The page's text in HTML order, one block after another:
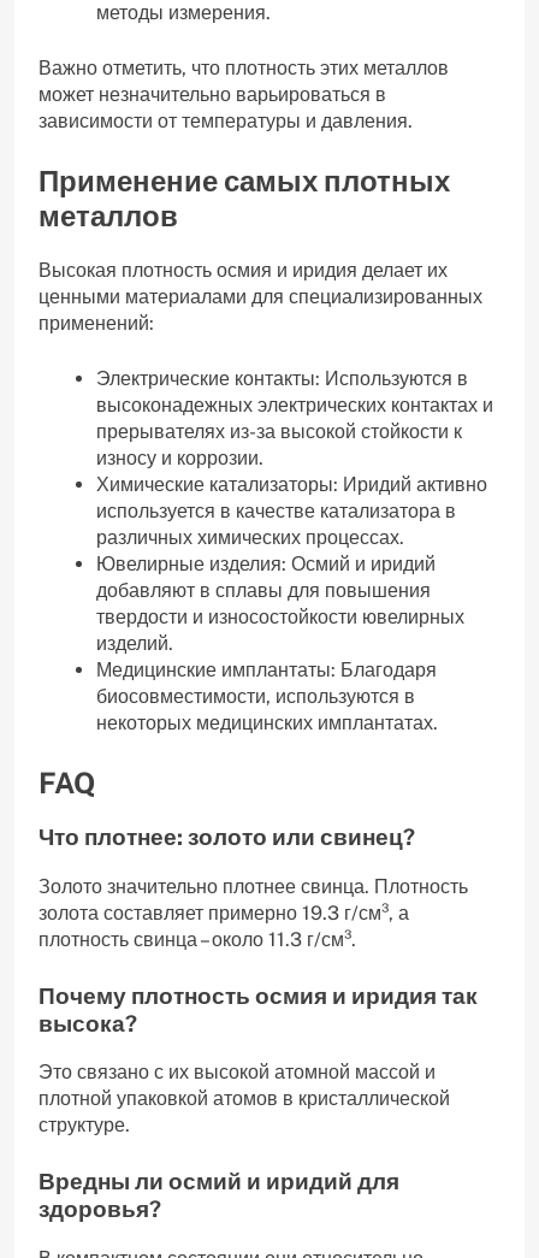
методы измерения.
Важно отметить‚ что плотность этих металлов
может незначительно варьироваться в
зависимости от температуры и давления.
Применение самых плотных
металлов
Высокая плотность осмия и иридия делает их
ценными материалами для специализированных
применений:
Электрические контакты: Используются в
высоконадежных электрических контактах и
прерывателях из-за высокой стойкости к
износу и коррозии.
Химические катализаторы: Иридий активно
используется в качестве катализатора в
различных химических процессах.
Ювелирные изделия: Осмий и иридий
добавляют в сплавы для повышения
твердости и износостойкости ювелирных
изделий.
Медицинские имплантаты: Благодаря
биосовместимости‚ используются в
некоторых медицинских имплантатах.
FAQ
Что плотнее: золото или свинец?
Золото значительно плотнее свинца. Плотность
золота составляет примерно 19.3 г/см³‚ а
плотность свинца – около 11.3 г/см³.
Почему плотность осмия и иридия так
высока?
Это связано с их высокой атомной массой и
плотной упаковкой атомов в кристаллической
структуре.
Вредны ли осмий и иридий для
здоровья?